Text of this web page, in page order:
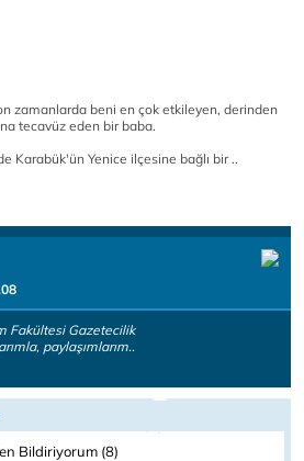
zamanlarda beni en çok etkileyen, derinden
tecavüz eden bir baba.
Karabük'ün Yenice ilçesine bağlı bir ..
Fakültesi Gazetecilik
paylaşımlarım..
Bildiriyorum (8)